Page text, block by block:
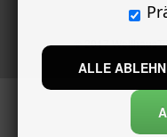
© 2017Welthaus
ALLE